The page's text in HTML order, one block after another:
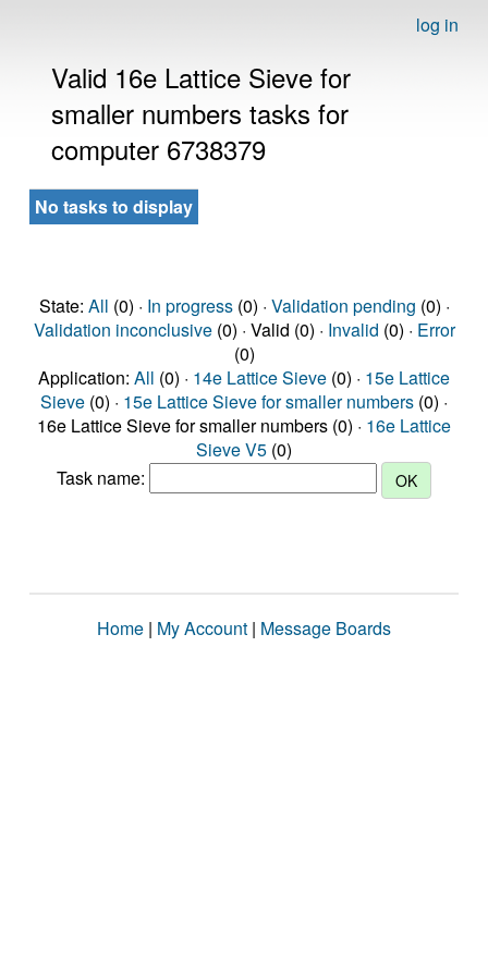
log in
Valid 16e Lattice Sieve for
smaller numbers tasks for
computer 6738379
No tasks to display
State: All (0) · In progress(0) · Validation pending (0) ·
Validation inconclusive(0) · Valid (0) · Invalid (0) · Error
(0)
Application: All (0) · 14e Lattice Sieve (0) · 15e Lattice
Sieve (0) · 15e Lattice Sieve for smaller numbers (0) ·
16e Lattice Sieve for smaller numbers (0) · 16e Lattice
Sieve V5 (0)
Task name:
Home | My Account | Message Boards